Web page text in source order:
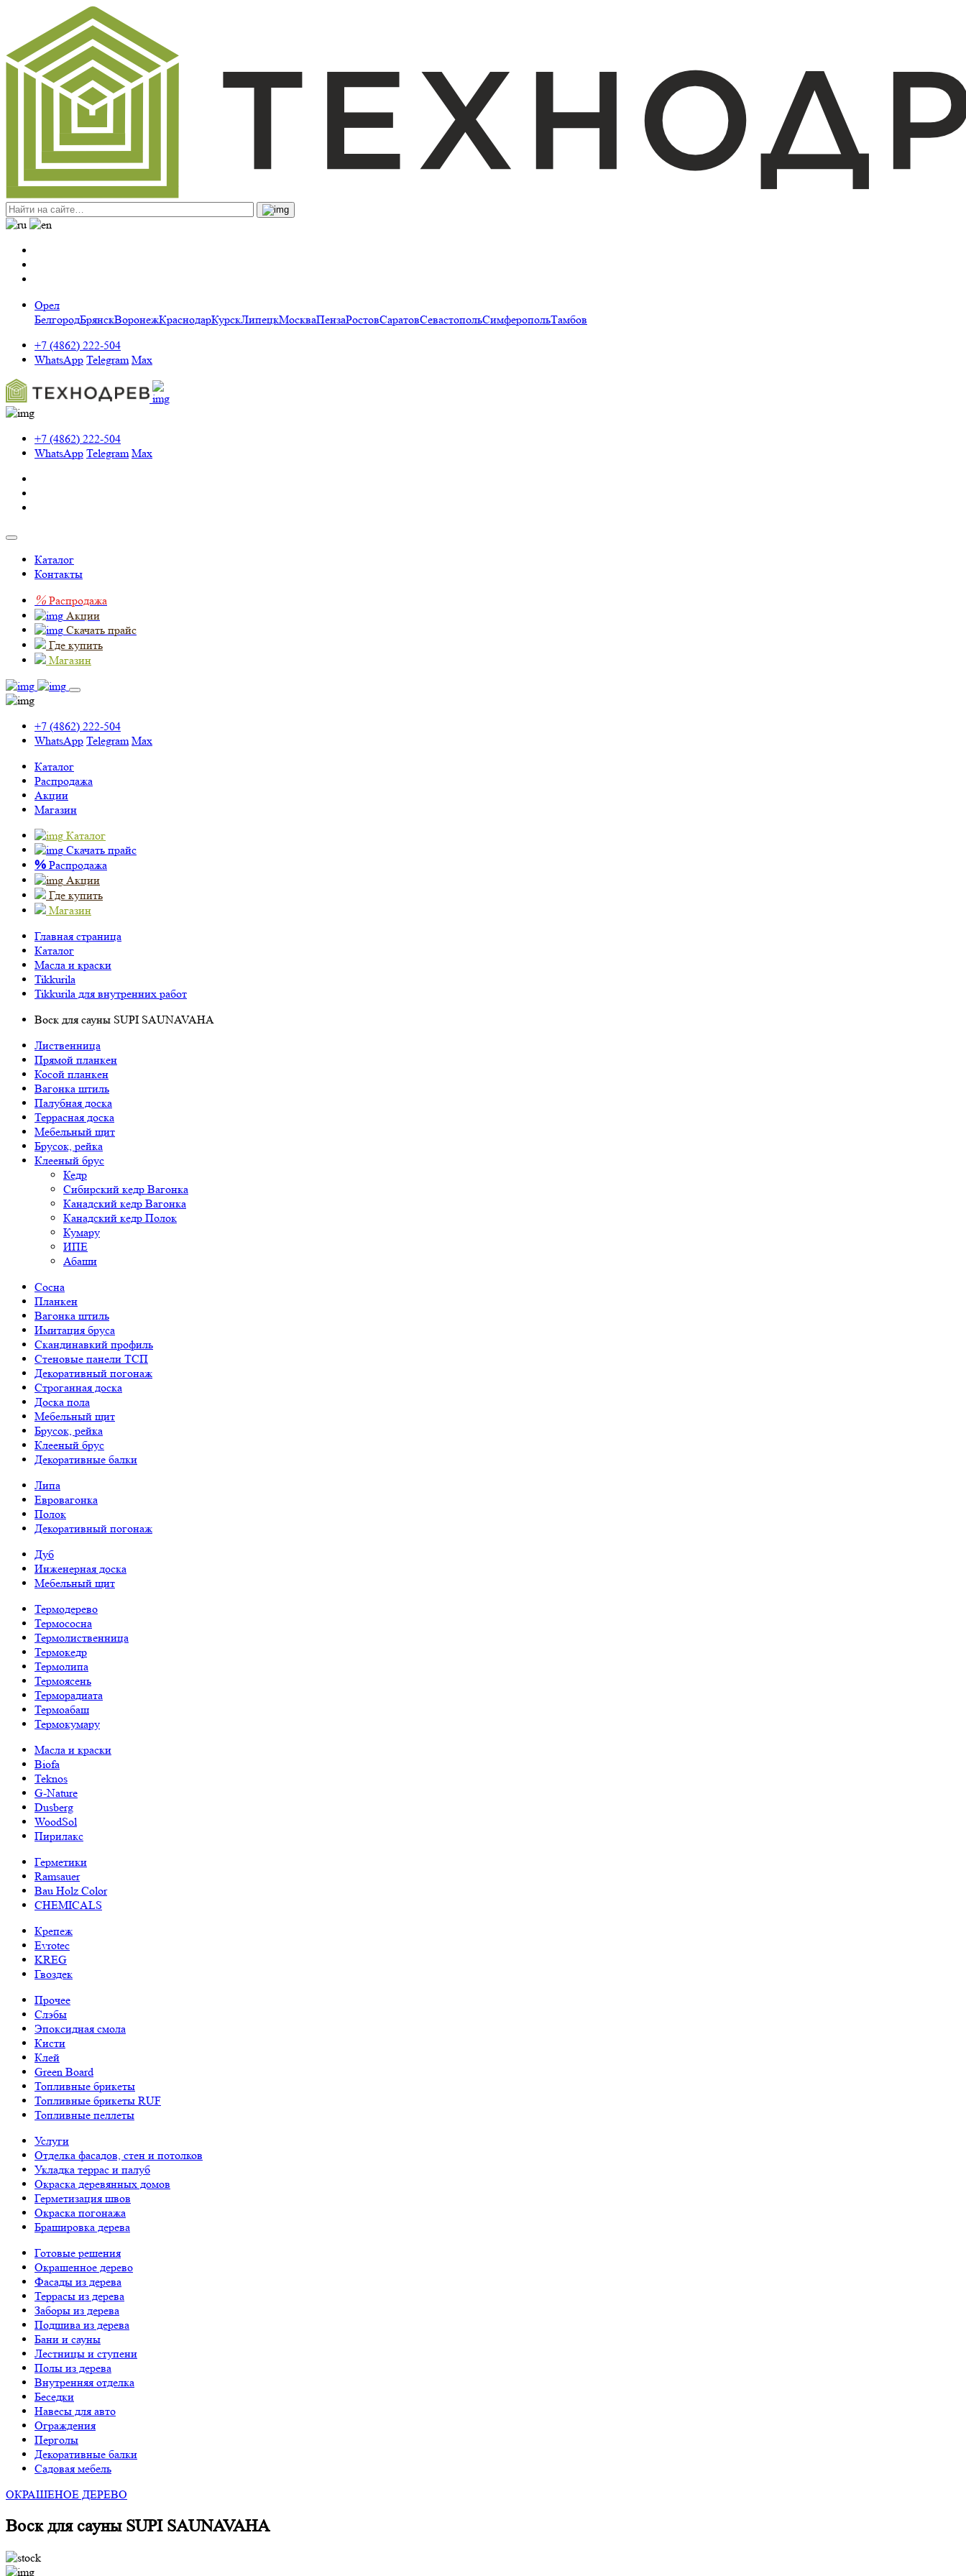
Орел
БелгородБрянскВоронежКраснодарКурскЛипецкМоскваПензаРостовСаратовСевастопольСимферопольТамбов
+7 (4862) 222-504
WhatsApp Telegram Max
+7 (4862) 222-504
WhatsApp Telegram Max
Каталог
Контакты
% Распродажа
Акции
Скачать прайс
Где купить
Магазин
+7 (4862) 222-504
WhatsApp Telegram Max
Каталог
Распродажа
Акции
Магазин
Каталог
Скачать прайс
% Распродажа
Акции
Где купить
Магазин
Главная страница
Каталог
Масла и краски
Tikkurila
Tikkurila для внутренних работ
Воск для сауны SUPI SAUNAVAHA
Лиственница
Прямой планкен
Косой планкен
Вагонка штиль
Палубная доска
Террасная доска
Мебельный щит
Брусок, рейка
Клееный брус
Кедр
Сибирский кедр Вагонка
Канадский кедр Вагонка
Канадский кедр Полок
Кумару
ИПЕ
Абаши
Сосна
Планкен
Вагонка штиль
Имитация бруса
Скандинавкий профиль
Стеновые панели ТСП
Декоративный погонаж
Строганная доска
Доска пола
Мебельный щит
Брусок, рейка
Клееный брус
Декоративные балки
Липа
Евровагонка
Полок
Декоративный погонаж
Дуб
Инженерная доска
Мебельный щит
Термодерево
Термососна
Термолиственница
Термокедр
Термолипа
Термоясень
Терморадиата
Термоабаш
Термокумару
Масла и краски
Biofa
Teknos
G-Nature
Dusberg
WoodSol
Пирилакс
Герметики
Ramsauer
Bau Holz Color
CHEMICALS
Крепеж
Evrotec
KREG
Гвоздек
Прочее
Слэбы
Эпоксидная смола
Кисти
Клей
Green Board
Топливные брикеты
Топливные брикеты RUF
Топливные пеллеты
Услуги
Отделка фасадов, стен и потолков
Укладка террас и палуб
Окраска деревянных домов
Герметизация швов
Окраска погонажа
Брашировка дерева
Готовые решения
Окрашенное дерево
Фасады из дерева
Террасы из дерева
Заборы из дерева
Подшива из дерева
Бани и сауны
Лестницы и ступени
Полы из дерева
Внутренняя отделка
Беседки
Навесы для авто
Ограждения
Перголы
Декоративные балки
Садовая мебель
ОКРАШЕНОЕ ДЕРЕВО
Воск для сауны SUPI SAUNAVAHA